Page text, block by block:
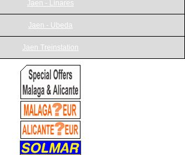
Jaen - Linares
Jaen - Ubeda
Jaen Treinstation